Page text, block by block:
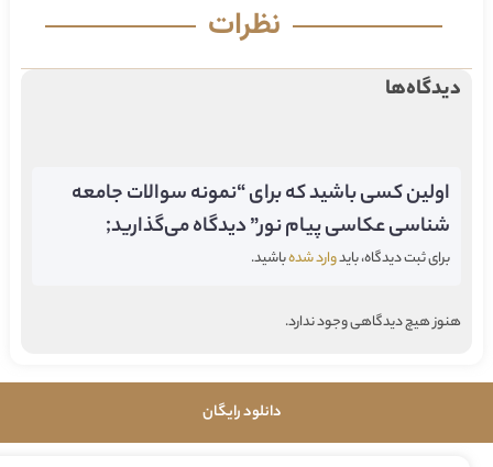
نظرات
دیدگاه‌ها
اولین کسی باشید که برای “نمونه سوالات جامعه
شناسی عکاسی پیام نور” دیدگاه می‌گذارید;
برای ثبت دیدگاه، بایدوارد شدهباشید.
هنوز هیچ دیدگاهی وجود ندارد.
دانلود رایگان